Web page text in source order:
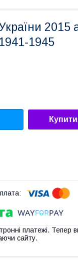
2015
1945
платежі. Тепер
сайту.